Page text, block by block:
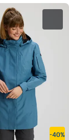
-40%